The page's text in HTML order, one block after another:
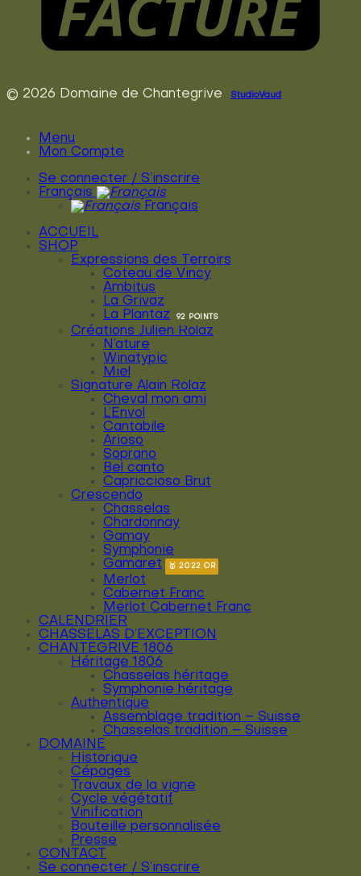
© 2026 Domaine de Chantegrive StudioVaud
Menu
Mon Compte
Se connecter / S’inscrire
Français
Français
ACCUEIL
SHOP
Expressions des Terroirs
Coteau de Vincy
Ambitus
La Grivaz
La Plantaz
Créations Julien Rolaz
N’ature
Winatypic
Miel
Signature Alain Rolaz
Cheval mon ami
L’Envol
Cantabile
Arioso
Soprano
Bel canto
Capriccioso Brut
Crescendo
Chasselas
Chardonnay
Gamay
Symphonie
Gamaret
Merlot
Cabernet Franc
Merlot Cabernet Franc
CALENDRIER
CHASSELAS D’EXCEPTION
CHANTEGRIVE 1806
Héritage 1806
Chasselas héritage
Symphonie héritage
Authentique
Assemblage tradition – Suisse
Chasselas tradition – Suisse
DOMAINE
Historique
Cépages
Travaux de la vigne
Cycle végétatif
Vinification
Bouteille personnalisée
Presse
CONTACT
Se connecter / S’inscrire